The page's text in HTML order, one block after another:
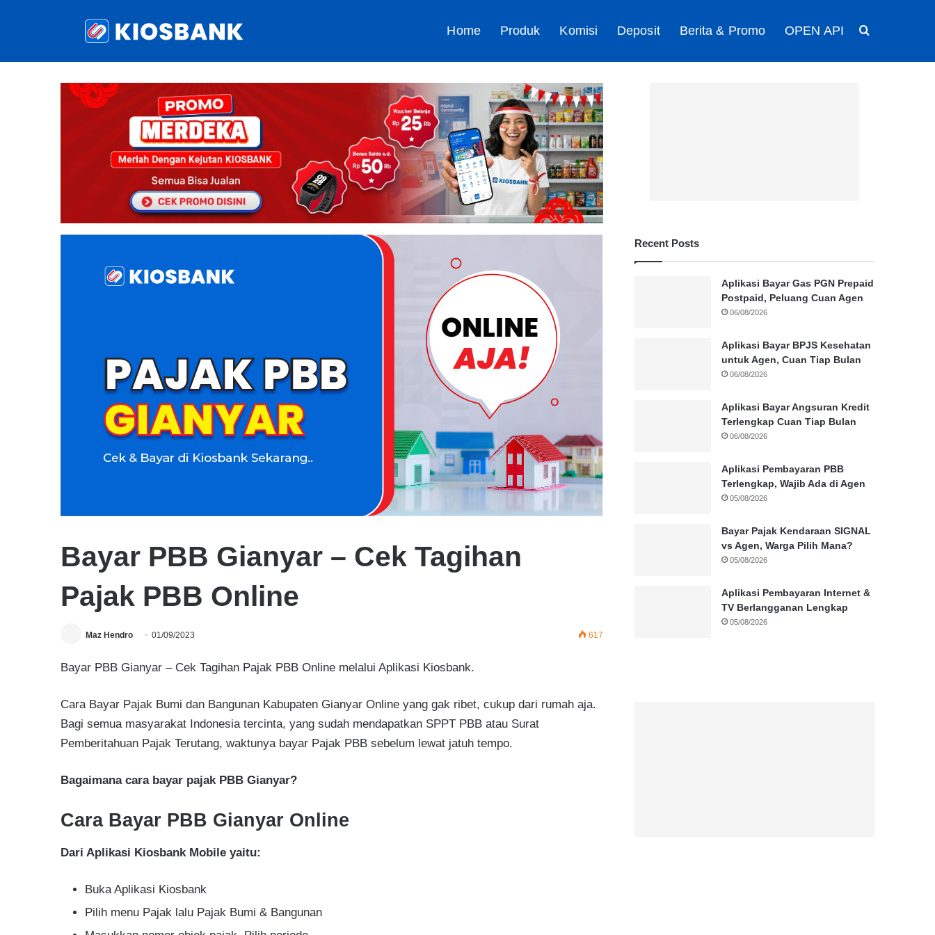
Home Produk Komisi Deposit Berita & Promo OPEN API
Bayar PBB Gianyar – Cek Tagihan
Pajak PBB Online
Maz Hendro 01/09/2023 617
Bayar PBB Gianyar – Cek Tagihan Pajak PBB Online melalui Aplikasi Kiosbank.
Cara Bayar Pajak Bumi dan Bangunan Kabupaten Gianyar Online yang gak ribet, cukup dari rumah aja.
Bagi semua masyarakat Indonesia tercinta, yang sudah mendapatkan SPPT PBB atau Surat
Pemberitahuan Pajak Terutang, waktunya bayar Pajak PBB sebelum lewat jatuh tempo.
Bagaimana cara bayar pajak PBB Gianyar?
Cara Bayar PBB Gianyar Online
Dari Aplikasi Kiosbank Mobile yaitu:
Buka Aplikasi Kiosbank
Pilih menu Pajak lalu Pajak Bumi & Bangunan
Recent Posts
Aplikasi Bayar Gas PGN Prepaid
Postpaid, Peluang Cuan Agen
06/08/2026
Aplikasi Bayar BPJS Kesehatan
untuk Agen, Cuan Tiap Bulan
06/08/2026
Aplikasi Bayar Angsuran Kredit
Terlengkap Cuan Tiap Bulan
06/08/2026
Aplikasi Pembayaran PBB
Terlengkap, Wajib Ada di Agen
05/08/2026
Bayar Pajak Kendaraan SIGNAL
vs Agen, Warga Pilih Mana?
05/08/2026
Aplikasi Pembayaran Internet &
TV Berlangganan Lengkap
05/08/2026